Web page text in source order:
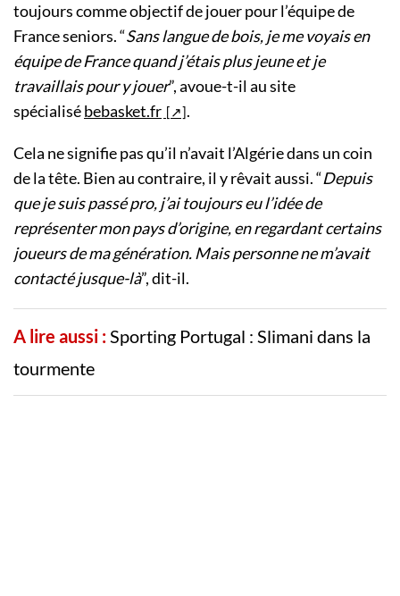
toujours comme objectif de jouer pour l’équipe de
France seniors. “Sans langue de bois, je me voyais en
équipe de France quand j’étais plus jeune et je
travaillais pour y jouer”, avoue-t-il au site
spécialisébebasket.fr .
Cela ne signifie pas qu’il n’avait l’Algérie dans un coin
de la tête. Bien au contraire, il y rêvait aussi. “Depuis
que je suis passé pro, j’ai toujours eu l’idée de
représenter mon pays d’origine, en regardant certains
joueurs de ma génération. Mais personne ne m’avait
contacté jusque-là”, dit-il.
A lire aussi :Sporting Portugal : Slimani dans la
tourmente